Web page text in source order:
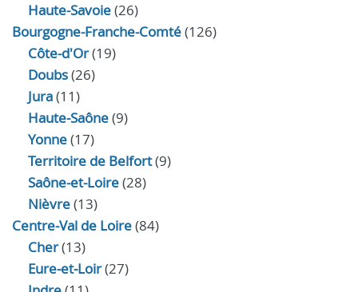
Haute-Savoie(26)
Bourgogne-Franche-Comté(126)
Côte-d'Or(19)
Doubs(26)
Jura(11)
Haute‑Saône(9)
Yonne(17)
Territoire de Belfort(9)
Saône-et-Loire(28)
Nièvre(13)
Centre-Val de Loire(84)
Cher(13)
Eure‑et‑Loir(27)